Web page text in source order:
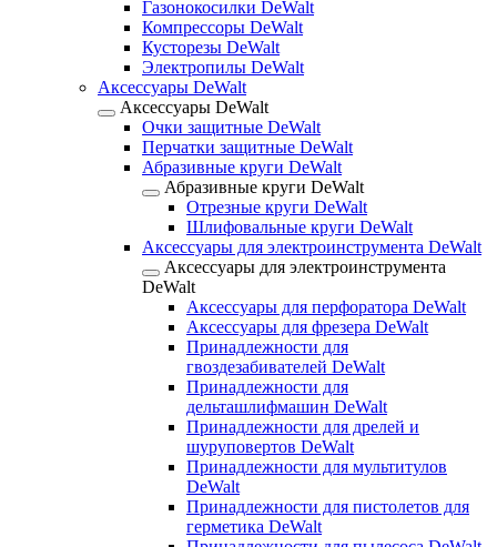
Газонокосилки DeWalt
Компрессоры DeWalt
Кусторезы DeWalt
Электропилы DeWalt
Аксессуары DeWalt
Аксессуары DeWalt
Очки защитные DeWalt
Перчатки защитные DeWalt
Абразивные круги DeWalt
Абразивные круги DeWalt
Отрезные круги DeWalt
Шлифовальные круги DeWalt
Аксессуары для электроинструмента DeWalt
Аксессуары для электроинструмента
DeWalt
Аксессуары для перфоратора DeWalt
Аксессуары для фрезера DeWalt
Принадлежности для
гвоздезабивателей DeWalt
Принадлежности для
дельташлифмашин DeWalt
Принадлежности для дрелей и
шуруповертов DeWalt
Принадлежности для мультитулов
DeWalt
Принадлежности для пистолетов для
герметика DeWalt